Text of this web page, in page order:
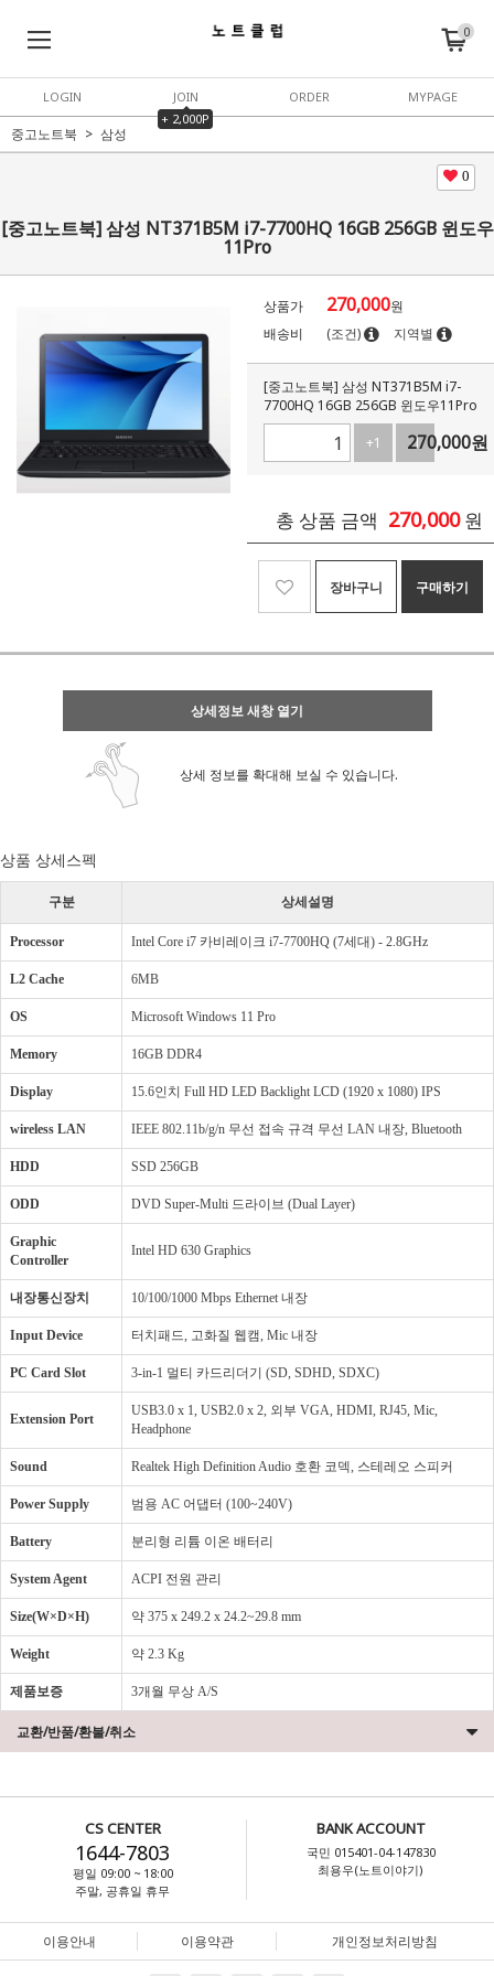
0
LOGIN
JOIN
+ 2,000P
ORDER MYPAGE
중고노트북 삼성
0
[중고노트북] 삼성 NT371B5M i7-7700HQ 16GB 256GB 윈도우
11Pro
상품가 270,000원
배송비
(조건) 지역별
[중고노트북] 삼성 NT371B5M i7-
7700HQ 16GB 256GB 윈도우11Pro
+1
-1
270,000원
총 상품 금액 270,000 원
장바구니 구매하기
상세정보 새창 열기
상세 정보를 확대해 보실 수 있습니다.
상품 상세스펙
구분 상세설명
Processor Intel Core i7 카비레이크 i7-7700HQ (7세대) - 2.8GHz
L2 Cache 6MB
OS Microsoft Windows 11 Pro
Memory 16GB DDR4
Display 15.6인치 Full HD LED Backlight LCD (1920 x 1080) IPS
wireless LAN IEEE 802.11b/g/n 무선 접속 규격 무선 LAN 내장, Bluetooth
HDD SSD 256GB
ODD DVD Super-Multi 드라이브 (Dual Layer)
Graphic
Controller
Intel HD 630 Graphics
내장통신장치 10/100/1000 Mbps Ethernet 내장
Input Device 터치패드, 고화질 웹캠, Mic 내장
PC Card Slot 3-in-1 멀티 카드리더기 (SD, SDHD, SDXC)
Extension Port
USB3.0 x 1, USB2.0 x 2, 외부 VGA, HDMI, RJ45, Mic,
Headphone
Sound Realtek High Definition Audio 호환 코덱, 스테레오 스피커
Power Supply 범용 AC 어댑터 (100~240V)
Battery 분리형 리튬 이온 배터리
System Agent ACPI 전원 관리
Size(W×D×H) 약 375 x 249.2 x 24.2~29.8 mm
Weight 약 2.3 Kg
제품보증 3개월 무상 A/S
교환/반품/환불/취소
CS CENTER
1644-7803
평일 09:00 ~ 18:00
주말, 공휴일 휴무
BANK ACCOUNT
국민 015401-04-147830
최용우(노트이야기)
이용안내 이용약관 개인정보처리방침